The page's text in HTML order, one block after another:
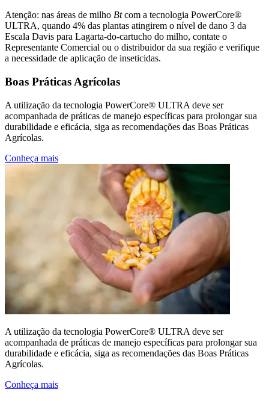
Atenção: nas áreas de milho Btcom a tecnologia PowerCore®
ULTRA, quando 4% das plantas atingirem o nível de dano 3 da
Escala Davis para Lagarta-do-cartucho do milho, contate o
Representante Comercial ou o distribuidor da sua região e verifique
a necessidade de aplicação de inseticidas.
Boas Práticas Agrícolas
A utilização da tecnologia PowerCore® ULTRA deve ser
acompanhada de práticas de manejo específicas para prolongar sua
durabilidade e eficácia, siga as recomendações das Boas Práticas
Agrícolas.
Conheça mais
A utilização da tecnologia PowerCore® ULTRA deve ser
acompanhada de práticas de manejo específicas para prolongar sua
durabilidade e eficácia, siga as recomendações das Boas Práticas
Agrícolas.
Conheça mais